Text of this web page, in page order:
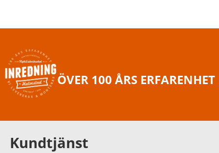
ÖVER 100 ÅRS ERFARENHET
Kundtjänst